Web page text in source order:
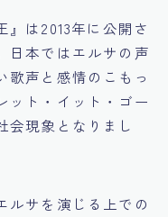
は2013年に公開さ
日本ではエルサの声
歌声と感情のこもっ
ット・イット・ゴー
会現象となりまし
ルサを演じる上での